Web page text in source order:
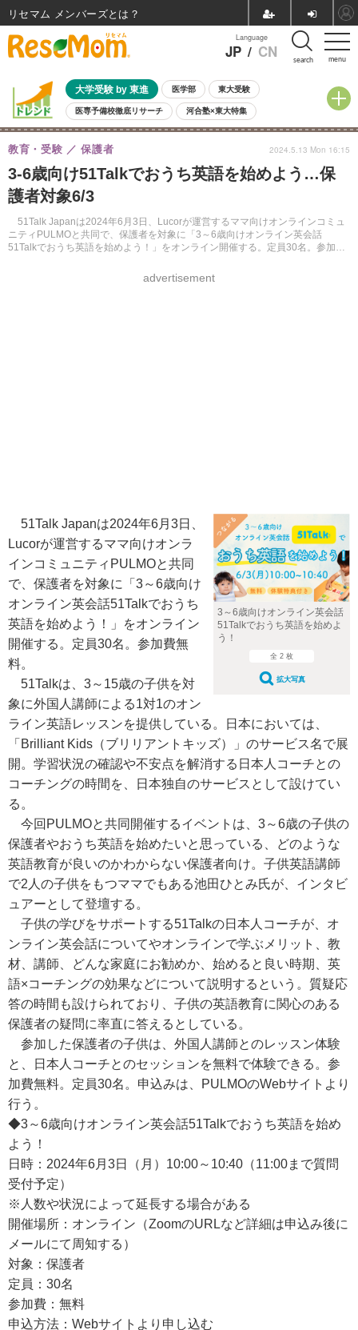
menu
Language
JP / CN search
大学受験 by 東進 医学部 東大受験
医専予備校徹底リサーチ 河合塾×東大特集
親子で考える大学選び 高校受験 中学受験 小学校受験
共通テスト 夏休み
8月開催イベント・WS 全国公立高校 過去問 人気記事
自由研究教材（小学生向け）
3-6歳向け51Talkでおうち英語を始めよう…保
護者対象6/3
51Talk Japanは2024年6月3日、Lucorが運営するママ向けオンラインコミュ
ニティPULMOと共同で、保護者を対象に「3～6歳向けオンライン英会話
51Talkでおうち英語を始めよう！」をオンライン開催する。定員30名。参加費
教育・受験 保護者
advertisement
2024.5.13 Mon 16:15
3～6歳向けオンライン英会話
51Talkでおうち英語を始めよ
う！
全 2 枚
拡大写真
51Talk Japanは2024年6月3日、
Lucorが運営するママ向けオンラ
インコミュニティPULMOと共同
で、保護者を対象に「3～6歳向け
オンライン英会話51Talkでおうち
英語を始めよう！」をオンライン
開催する。定員30名。参加費無
料。
51Talkは、3～15歳の子供を対
象に外国人講師による1対1のオン
ライン英語レッスンを提供している。日本においては、
「Brilliant Kids（ブリリアントキッズ）」のサービス名で展
開。学習状況の確認や不安点を解消する日本人コーチとの
コーチングの時間を、日本独自のサービスとして設けてい
る。
今回PULMOと共同開催するイベントは、3～6歳の子供の
保護者やおうち英語を始めたいと思っている、どのような
英語教育が良いのかわからない保護者向け。子供英語講師
で2人の子供をもつママでもある池田ひとみ氏が、インタビ
ュアーとして登壇する。
子供の学びをサポートする51Talkの日本人コーチが、オ
ンライン英会話についてやオンラインで学ぶメリット、教
材、講師、どんな家庭にお勧めか、始めると良い時期、英
語×コーチングの効果などについて説明するという。質疑応
答の時間も設けられており、子供の英語教育に関心のある
保護者の疑問に率直に答えるとしている。
参加した保護者の子供は、外国人講師とのレッスン体験
と、日本人コーチとのセッションを無料で体験できる。参
加費無料。定員30名。申込みは、PULMOのWebサイトより
行う。
◆3～6歳向けオンライン英会話51Talkでおうち英語を始め
よう！
日時：2024年6月3日（月）10:00～10:40（11:00まで質問
受付予定）
※人数や状況によって延長する場合がある
開催場所：オンライン（ZoomのURLなど詳細は申込み後に
メールにて周知する）
対象：保護者
定員：30名
参加費：無料
申込方法：Webサイトより申し込む
リセマム メンバーズ